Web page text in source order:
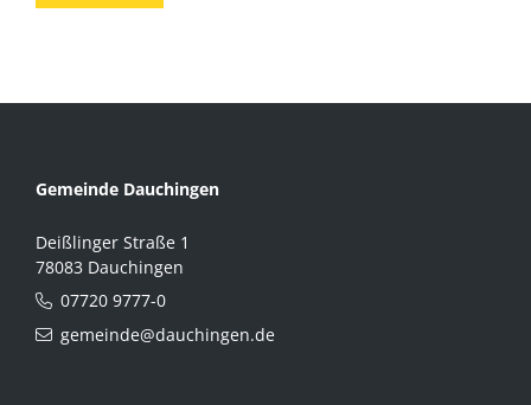
Gemeinde Dauchingen
Deißlinger Straße 1
78083 Dauchingen
07720 9777-0
gemeinde@dauchingen.de